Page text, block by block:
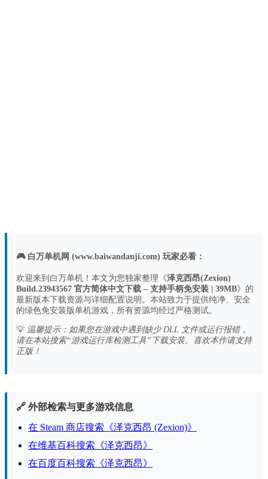
🎮 白万单机网 (www.baiwandanji.com) 玩家必看：
欢迎来到白万单机！本文为您独家整理《泽克西昂(Zexion)
Build.23943567 官方简体中文下载 – 支持手柄免安装 | 39MB》的
最新版本下载资源与详细配置说明。本站致力于提供纯净、安全
的绿色免安装版单机游戏，所有资源均经过严格测试。
💡 温馨提示：如果您在游戏中遇到缺少 DLL 文件或运行报错，
请在本站搜索“游戏运行库检测工具”下载安装。喜欢本作请支持
正版！
🔗 外部检索与更多游戏信息
在 Steam 商店搜索《泽克西昂 (Zexion)》
在维基百科搜索《泽克西昂》
在百度百科搜索《泽克西昂》